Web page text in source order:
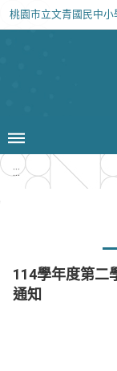
桃園市立文青國民中小
:::
114學年度第二
通知